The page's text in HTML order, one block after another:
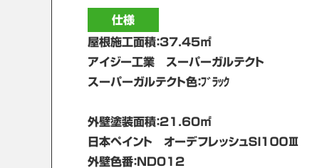
仕様
屋根施工面積：37.45㎡
アイジー工業 スーパーガルテクト
スーパーガルテクト色：ﾌﾞﾗｯｸ
外壁塗装面積：21.60㎡
日本ペイント オーデフレッシュＳＩ１００Ⅲ
外壁色番：ＮＤ012